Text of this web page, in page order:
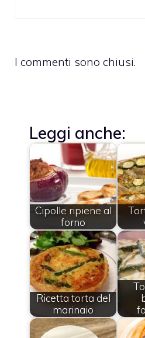
I commenti sono chiusi.
Leggi anche:
Cipolle ripiene al
forno
Ricetta torta del
marinaio